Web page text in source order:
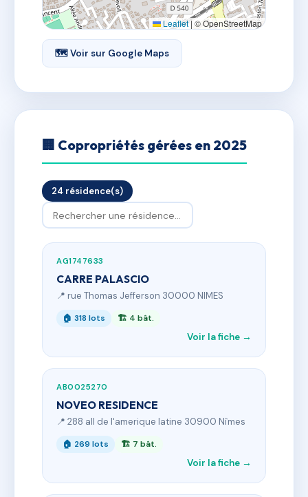
Leaflet|© OpenStreetMap
🗺 Voir sur Google Maps
🏢 Copropriétés gérées en 2025
24 résidence(s)
AG1747633
CARRE PALASCIO
📍 rue Thomas Jefferson 30000 NIMES
🏠 318 lots 🏗 4 bât.
Voir la fiche →
AB0025270
NOVEO RESIDENCE
📍 288 all de l'amerique latine 30900 Nîmes
🏠 269 lots 🏗 7 bât.
Voir la fiche →